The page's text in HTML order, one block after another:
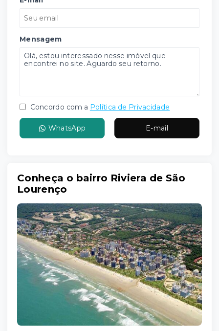
Mensagem
Concordo com a Política de Privacidade
WhatsApp E-mail
Conheça o bairro Riviera de São
Lourenço